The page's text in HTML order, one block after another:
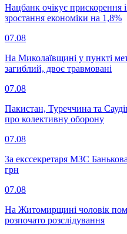
Нацбанк очікує прискорення
зростання економіки на 1,8%
07.08
На Миколаївщині у пункті
загиблий, двоє травмовані
07.08
Пакистан, Туреччина та
про колективну оборону
07.08
За екссекретаря МЗС
грн
07.08
На Житомирщині чоловік
розпочато розслідування